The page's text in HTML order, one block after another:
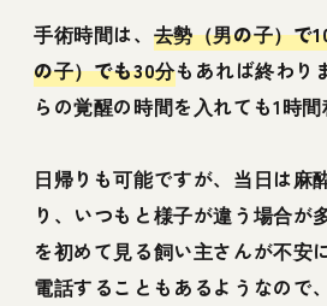
手術時間は、 去勢（男の子）で
の子）でも30分もあれば終わり
らの覚醒の時間を入れても1時間
日帰りも可能ですが、当日は麻
り、いつもと様子が違う場合が
を初めて見る飼い主さんが不安
電話することもあるようなので